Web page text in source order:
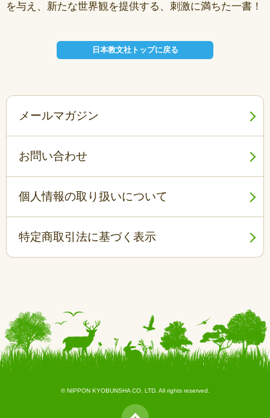
を与え、新たな世界観を提供する、刺激に満ちた一書！
日本教文社トップに戻る
メールマガジン
お問い合わせ
個人情報の取り扱いについて
特定商取引法に基づく表示
© NIPPON KYOBUNSHA CO. LTD. All rights reserved.